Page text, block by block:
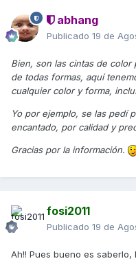
abhang
Publicado 19 de
Bien, son las cintas de color
de todas formas, aquí
cualquier color y forma,
Yo por ejemplo, se las pedí
encantado, por calidad y
Gracias por la información.
fosi2011
Publicado 19 de
Ah!! Pues bueno es